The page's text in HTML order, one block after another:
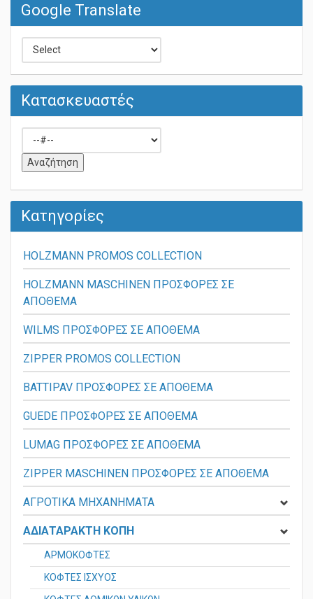
Google Translate
Κατασκευαστές
Κατηγορίες
HOLZMANN PROMOS COLLECTION
HOLZMANN MASCHINEN ΠΡΟΣΦΟΡΕΣ ΣΕ
ΑΠΟΘΕΜΑ
WILMS ΠΡΟΣΦΟΡΕΣ ΣΕ ΑΠΟΘΕΜΑ
ZIPPER PROMOS COLLECTION
BATTIPAV ΠΡΟΣΦΟΡΕΣ ΣΕ ΑΠΟΘΕΜΑ
GUEDE ΠΡΟΣΦΟΡΕΣ ΣΕ ΑΠΟΘΕΜΑ
LUMAG ΠΡΟΣΦΟΡΕΣ ΣΕ ΑΠΟΘΕΜΑ
ZIPPER MASCHINEN ΠΡΟΣΦΟΡΕΣ ΣΕ ΑΠΟΘΕΜΑ
ΑΓΡΟΤΙΚΑ ΜΗΧΑΝΗΜΑΤΑ
ΑΔΙΑΤΑΡΑΚΤΗ ΚΟΠΗ